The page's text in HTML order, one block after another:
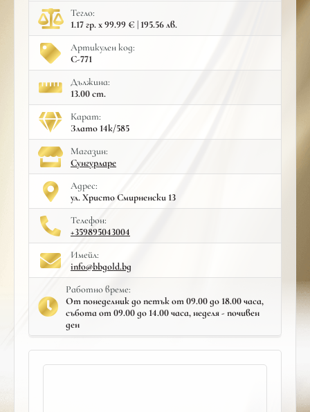
Тегло:
1.17 гр. x 99.99 € | 195.56 лв.
Артикулен код:
С-771
Дължина:
13.00 cm.
Карат:
Злато 14к/585
Mагазин:
Сунгурларе
Адрес:
ул. Христо Смирненски 13
Телефон:
+359895043004
Имейл:
info@bbgold.bg
Работно време:
От понеделник до петък от 09.00 до 18.00 часа,
събота от 09.00 до 14.00 часа, неделя - почивен
ден